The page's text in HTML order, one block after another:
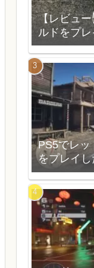
【レビュ
ルドをプ
PS5でレッ
をプレイ